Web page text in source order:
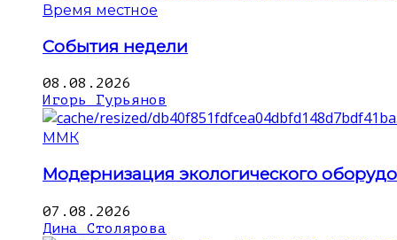
Время местное
События недели
08.08.2026
Игорь Гурьянов
ММК
Модернизация экологического
07.08.2026
Дина Столярова